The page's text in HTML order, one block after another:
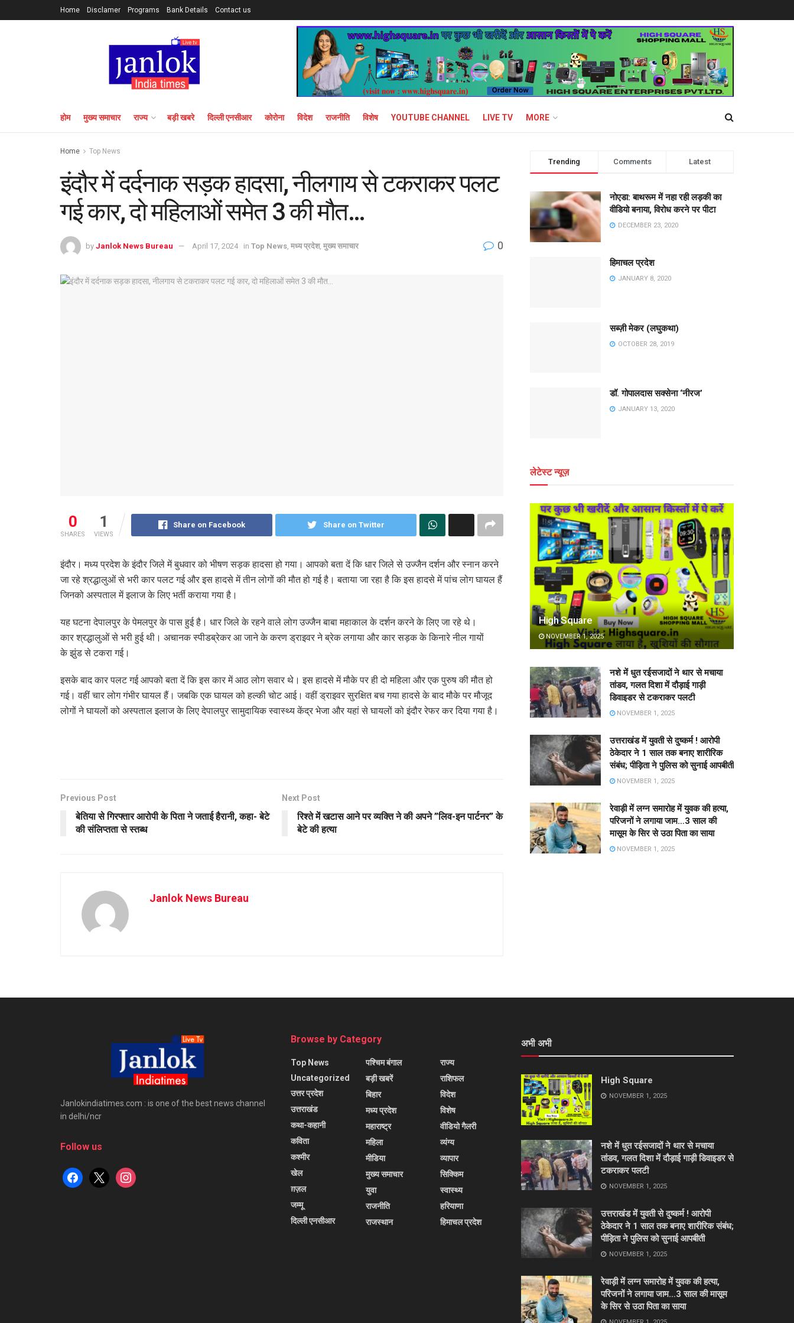
Home Disclamer Programs Bank Details Contact us
होम मुख्य समाचार राज्य बड़ी खबरे दिल्ली एनसीआर कोरोना विदेश राजनीति विशेष YOUTUBE CHANNEL LIVE TV MORE
Home Top News
इंदौर में दर्दनाक सड़क हादसा, नीलगाय से टकराकर पलट
गई कार, दो महिलाओं समेत 3 की मौत…
by Janlok News Bureau April 17, 2024 in Top News मध्य प्रदेश, मुख्य समाचार 0
0
SHARES
1
VIEWS
Share on Facebook Share on Twitter
इंदौर। मध्य प्रदेश के इंदौर जिले में बुधवार को भीषण सड़क हादसा हो गया। आपको बता दें कि धार जिले से उज्जैन दर्शन और स्नान करने
जा रहे श्रद्धालुओं से भरी कार पलट गई और इस हादसे में तीन लोगों की मौत हो गई है। बताया जा रहा है कि इस हादसे में पांच लोग घायल हैं
जिनको अस्पताल में इलाज के लिए भर्ती कराया गया है।
यह घटना देपालपुर के पेमलपुर के पास हुई है। धार जिले के रहने वाले लोग उज्जैन बाबा महाकाल के दर्शन करने के लिए जा रहे थे।
कार श्रद्धालुओं से भरी हुई थी। अचानक स्पीडब्रेकर आ जाने के करण ड्राइवर ने ब्रेक लगाया और कार सड़क के किनारे नील गायों
के झुंड से टकरा गई।
इसके बाद कार पलट गई आपको बता दें कि इस कार में आठ लोग सवार थे। इस हादसे में मौके पर ही दो महिला और एक पुरुष की मौत हो
गई। वहीं चार लोग गंभीर घायल हैं। जबकि एक घायल को हल्की चोट आई। वहीं ड्राइवर सुरक्षित बच गया हादसे के बाद मौके पर मौजूद
लोगों ने घायलों को अस्पताल इलाज के लिए देपालपुर सामुदायिक स्वास्थ्य केंद्र भेजा और यहां से घायलों को इंदौर रेफर कर दिया गया है।
Previous Post
बेतिया से गिरफ्तार आरोपी के पिता ने जताई हैरानी, कहा- बेटे
की संलिप्तता से स्तब्ध
Next Post
रिश्ते में खटास आने पर व्यक्ति ने की अपने ”लिव-इन पार्टनर” के
बेटे की हत्या
Janlok News Bureau
Trending Comments Latest
नोएडा: बाथरूम में नहा रही लड़की का
वीडियो बनाया, विरोध करने पर पीटा
DECEMBER 23, 2020
हिमाचल प्रदेश
JANUARY 8, 2020
सब्ज़ी मेकर (लघुकथा)
OCTOBER 28, 2019
डॉ. गोपालदास सक्सेना ‘नीरज’
JANUARY 13, 2020
लेटेस्ट न्यूज़
High Square
NOVEMBER 1, 2025
नशे में धुत रईसजादों ने थार से मचाया
तांडव, गलत दिशा में दौड़ाई गाड़ी
डिवाइडर से टकराकर पलटी
NOVEMBER 1, 2025
उत्तराखंड में युवती से दुष्कर्म ! आरोपी
ठेकेदार ने 1 साल तक बनाए शारीरिक
संबंध; पीड़िता ने पुलिस को सुनाई आपबीती
NOVEMBER 1, 2025
रेवाड़ी में लग्न समारोह में युवक की हत्या,
परिजनों ने लगाया जाम…3 साल की
मासूम के सिर से उठा पिता का साया
NOVEMBER 1, 2025
Janlokindiatimes.com : is one of the best news channel
in delhi/ncr
Follow us
facebook
x instagram
Browse by Category
Top News
Uncategorized
उत्तर प्रदेश
उत्तराखंड
कथा-कहानी
कविता
कश्मीर
खेल
ग़ज़ल
जम्मू
दिल्ली एनसीआर
पश्चिम बंगाल
बड़ी खबरें
बिहार
मध्य प्रदेश
महाराष्ट्र
महिला
मीडिया
मुख्य समाचार
युवा
राजनीति
राजस्थान
राज्य
राशिफल
विदेश
विशेष
वीडियो गैलरी
व्यंग्य
व्यापार
सिक्किम
स्वास्थ्य
हरियाणा
हिमाचल प्रदेश
अभी अभी
High Square
NOVEMBER 1, 2025
नशे में धुत रईसजादों ने थार से मचाया
तांडव, गलत दिशा में दौड़ाई गाड़ी डिवाइडर से
टकराकर पलटी
NOVEMBER 1, 2025
उत्तराखंड में युवती से दुष्कर्म ! आरोपी
ठेकेदार ने 1 साल तक बनाए शारीरिक संबंध;
पीड़िता ने पुलिस को सुनाई आपबीती
NOVEMBER 1, 2025
रेवाड़ी में लग्न समारोह में युवक की हत्या,
परिजनों ने लगाया जाम…3 साल की मासूम
के सिर से उठा पिता का साया